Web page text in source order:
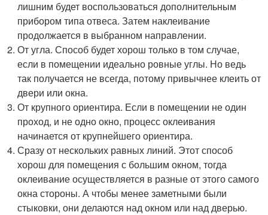
лишним будет воспользоваться дополнительным
прибором типа отвеса. Затем наклеивание
продолжается в выбранном направлении.
От угла. Способ будет хорош только в том случае,
если в помещении идеально ровные углы. Но ведь
так получается не всегда, потому привычнее клеить от
двери или окна.
От крупного ориентира. Если в помещении не один
проход, и не одно окно, процесс оклеивания
начинается от крупнейшего ориентира.
Сразу от нескольких равных линий. Этот способ
хорош для помещения с большим окном, тогда
оклеивание осуществляется в разные от этого самого
окна стороны. А чтобы менее заметными были
стыковки, они делаются над окном или над дверью.